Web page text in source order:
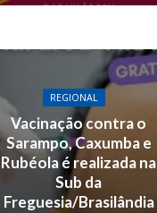
REGIONAL
Vacinação contra o
Sarampo, Caxumba e
Rubéola é realizada na
Sub da
Freguesia/Brasilândia